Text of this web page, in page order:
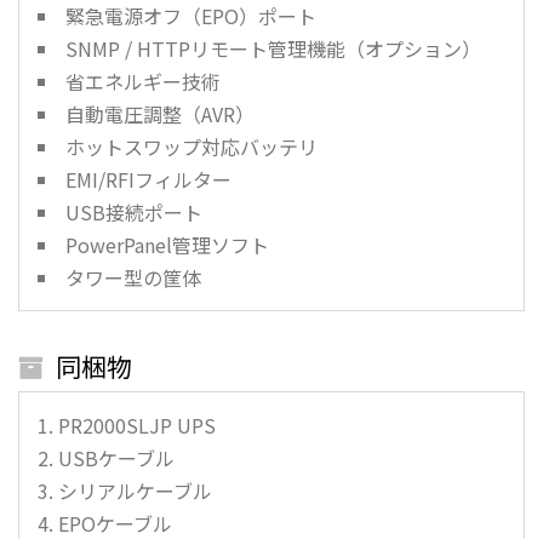
緊急電源オフ（EPO）ポート
SNMP / HTTPリモート管理機能（オプション）
省エネルギー技術
自動電圧調整（AVR）
ホットスワップ対応バッテリ
EMI/RFIフィルター
USB接続ポート
PowerPanel管理ソフト
タワー型の筐体
同梱物
PR2000SLJP UPS
USBケーブル
シリアルケーブル
EPOケーブル